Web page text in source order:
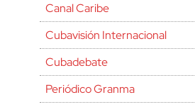
Canal Caribe
Cubavisión Internacional
Cubadebate
Periódico Granma